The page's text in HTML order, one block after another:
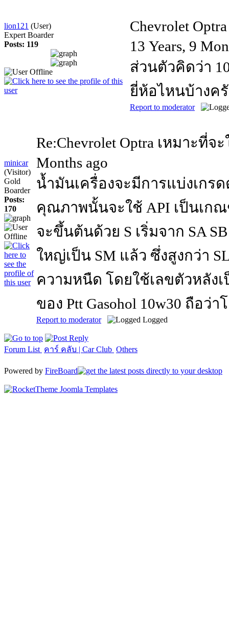
lion121 (User)
Expert Boarder
Posts: 119
Chevrolet
13 Years, 9
ส่วนตัวคิดว่า
ยี่ห้อไหนบ้างค
Report to moderator
minicar
(Visitor)
Gold
Boarder
Posts:
170
Re:Chevrolet Optra เหมาะที่
Months ago
น้ำมันเครื่องจะมีการแบ่งเก
คุณภาพนั้นจะใช้ API เป็นเก
จะขึ้นต้นด้วย S เริ่มจาก SA
ใหญ่เป็น SM แล้ว ซึ่งสูงกว่า
ความหนืด โดยใช้เลขตัวหลัง
ของ Ptt Gasohol 10w30 ถือว่
Report to moderator Logged
Forum List คาร์ คลับ | Car Club Others
Powered by FireBoard